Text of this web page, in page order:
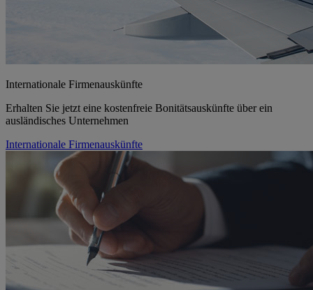
Internationale Firmenauskünfte
Erhalten Sie jetzt eine kostenfreie Bonitätsauskünfte über ein
ausländisches Unternehmen
Internationale Firmenauskünfte